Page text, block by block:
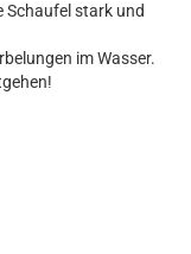
Schaufel stark und
im Wasser.